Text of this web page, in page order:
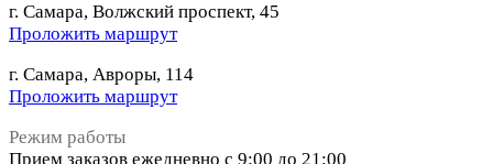
г. Самара, Волжский проспект, 45
Проложить маршрут
г. Самара, Авроры, 114
Проложить маршрут
Режим работы
Прием заказов ежедневно с 9:00 до 21:00